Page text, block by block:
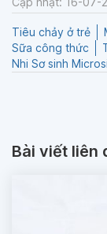
Tiêu chảy ở trẻ
Sữa công thức
Nhi Sơ sinh
Bài viết liên